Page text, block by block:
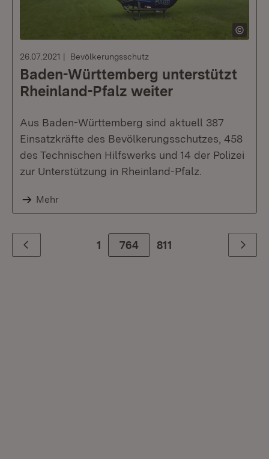
26.07.2021 Bevölkerungsschutz
Baden-Württemberg unterstützt
Rheinland-Pfalz weiter
Aus Baden-Württemberg sind aktuell 387
Einsatzkräfte des Bevölkerungsschutzes, 458
des Technischen Hilfswerks und 14 der Polizei
zur Unterstützung in Rheinland-Pfalz.
Mehr
Zurück 1 764 Zur letzte Seite
811 Weiter